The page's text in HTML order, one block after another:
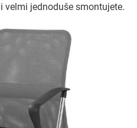
velmi jednoduše smontujete.